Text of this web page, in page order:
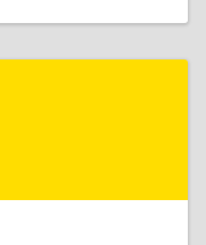
ул, дом № 8,